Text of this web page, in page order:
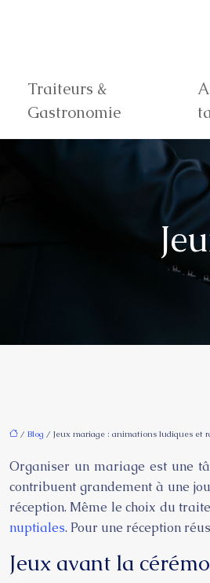
Traiteurs &
Gastronomie
/ Blog / Jeux mariage : animations ludiques et
Organiser un mariage est une
contribuent grandement à une
réception. Même le choix du
nuptiales. Pour une réception
Jeux avant la